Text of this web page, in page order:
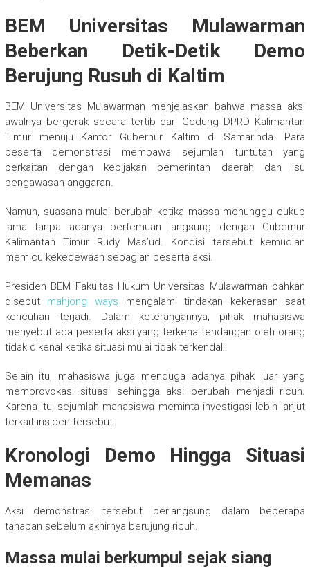
BEM Universitas Mulawarman
Beberkan Detik-Detik Demo
Berujung Rusuh di Kaltim
BEM Universitas Mulawarman menjelaskan bahwa massa aksi
awalnya bergerak secara tertib dari Gedung DPRD Kalimantan
Timur menuju Kantor Gubernur Kaltim di Samarinda. Para
peserta demonstrasi membawa sejumlah tuntutan yang
berkaitan dengan kebijakan pemerintah daerah dan isu
pengawasan anggaran.
Namun, suasana mulai berubah ketika massa menunggu cukup
lama tanpa adanya pertemuan langsung dengan Gubernur
Kalimantan Timur Rudy Mas’ud. Kondisi tersebut kemudian
memicu kekecewaan sebagian peserta aksi.
Presiden BEM Fakultas Hukum Universitas Mulawarman bahkan
disebut mahjong ways mengalami tindakan kekerasan saat
kericuhan terjadi. Dalam keterangannya, pihak mahasiswa
menyebut ada peserta aksi yang terkena tendangan oleh orang
tidak dikenal ketika situasi mulai tidak terkendali.
Selain itu, mahasiswa juga menduga adanya pihak luar yang
memprovokasi situasi sehingga aksi berubah menjadi ricuh.
Karena itu, sejumlah mahasiswa meminta investigasi lebih lanjut
terkait insiden tersebut.
Kronologi Demo Hingga Situasi
Memanas
Aksi demonstrasi tersebut berlangsung dalam beberapa
tahapan sebelum akhirnya berujung ricuh.
Massa mulai berkumpul sejak siang